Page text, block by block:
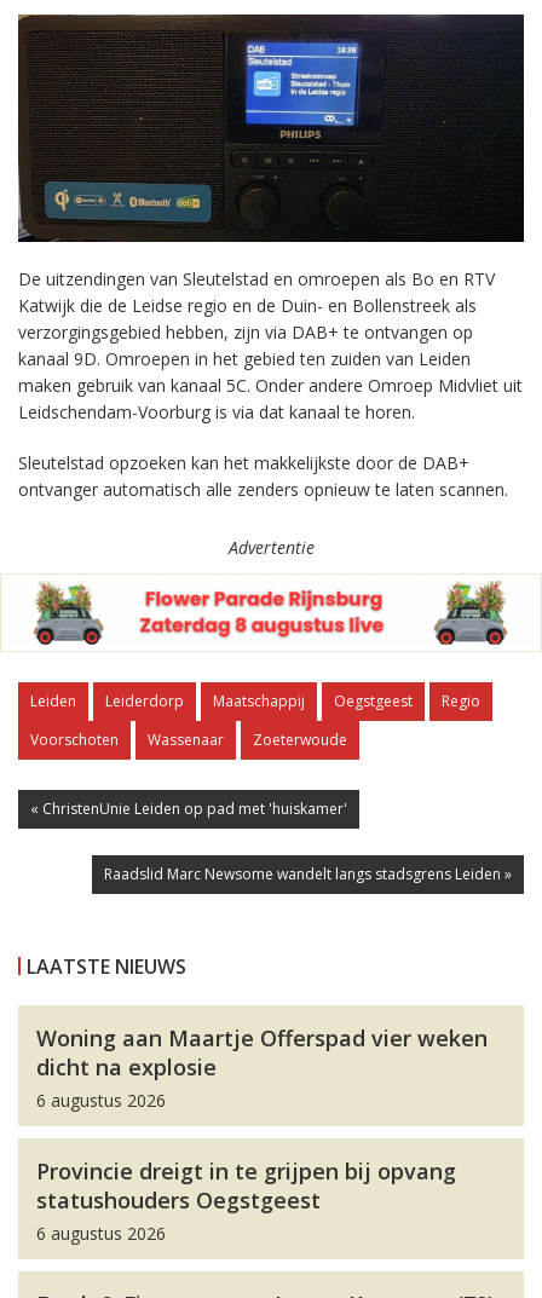
De uitzendingen van Sleutelstad en omroepen als Bo en RTV
Katwijk die de Leidse regio en de Duin- en Bollenstreek als
verzorgingsgebied hebben, zijn via DAB+ te ontvangen op
kanaal 9D. Omroepen in het gebied ten zuiden van Leiden
maken gebruik van kanaal 5C. Onder andere Omroep Midvliet uit
Leidschendam-Voorburg is via dat kanaal te horen.
Sleutelstad opzoeken kan het makkelijkste door de DAB+
ontvanger automatisch alle zenders opnieuw te laten scannen.
Advertentie
Leiden Leiderdorp Maatschappij Oegstgeest
Regio
Voorschoten
Wassenaar Zoeterwoude
« ChristenUnie Leiden op pad met 'huiskamer'
Raadslid Marc Newsome wandelt langs stadsgrens Leiden »
LAATSTE NIEUWS
Woning aan Maartje Offerspad vier weken
dicht na explosie
6 augustus 2026
Provincie dreigt in te grijpen bij opvang
statushouders Oegstgeest
6 augustus 2026